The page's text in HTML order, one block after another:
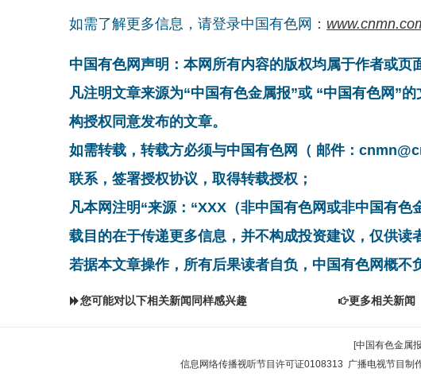
如需了解更多信息，请登录中国有色网：
中国有色网声明：本网所有内容的版权均属于作者或页
凡注明文章来源为“中国有色金属报”或 “中国有色网”
构授权同意发布的文章。
如需转载，转载方必须与中国有色网（ 邮件：
联系，签署授权协议，取得转载授权；
凡本网注明“来源：“XXX（非中国有色网或非中国有
载目的在于传递更多信息，并不构成投资建议，仅供读
若据本文章操作，所有后果读者自负，中国有色网概不
您可能对以下相关新闻同样感兴趣 更多相关新闻
[中国有色金属
信息网络传播视听节目许可证0108313 广播电视节目制